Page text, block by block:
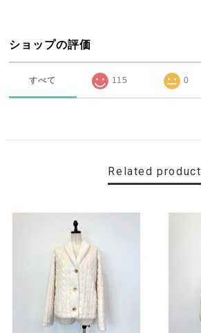
ショップの評価
すべて 115 0
Related product